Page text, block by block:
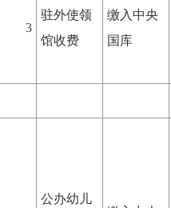
3
驻外使领
馆收费
缴入中央
国库
公办幼儿